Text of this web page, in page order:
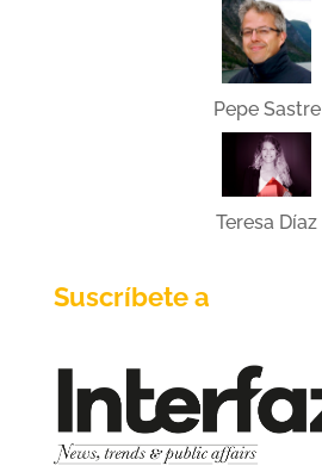
Pepe Sastre
Teresa Díaz
Suscríbete a